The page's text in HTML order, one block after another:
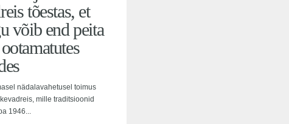
tõestas, et
võib end peita
nädalavahetusel toimus
mille traditsioonid
1946...